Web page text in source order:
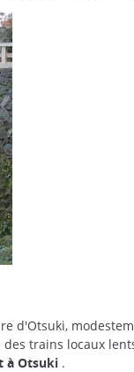
d'Otsuki,
trains locaux
à Otsuki .